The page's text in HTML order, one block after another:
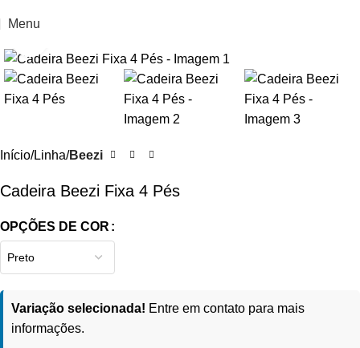
Menu
Início Linha Beezi
Cadeira Beezi Fixa 4 Pés
OPÇÕES DE COR
Variação selecionada! Entre em contato para mais
informações.